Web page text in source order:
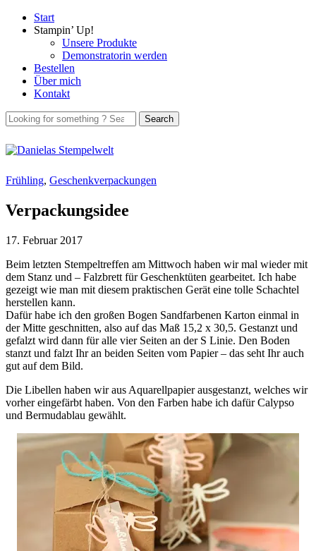
Start
Stampin’ Up!
Unsere Produkte
Demonstratorin werden
Bestellen
Über mich
Kontakt
Frühling, Geschenkverpackungen
Verpackungsidee
17. Februar 2017
Beim letzten Stempeltreffen am Mittwoch haben wir mal wieder mit
dem Stanz und – Falzbrett für Geschenktüten gearbeitet. Ich habe
gezeigt wie man mit diesem praktischen Gerät eine tolle Schachtel
herstellen kann.
Dafür habe ich den großen Bogen Sandfarbenen Karton einmal in
der Mitte geschnitten, also auf das Maß 15,2 x 30,5. Gestanzt und
gefalzt wird dann für alle vier Seiten an der S Linie. Den Boden
stanzt und falzt Ihr an beiden Seiten vom Papier – das seht Ihr auch
gut auf dem Bild.
Die Libellen haben wir aus Aquarellpapier ausgestanzt, welches wir
vorher eingefärbt haben. Von den Farben habe ich dafür Calypso
und Bermudablau gewählt.